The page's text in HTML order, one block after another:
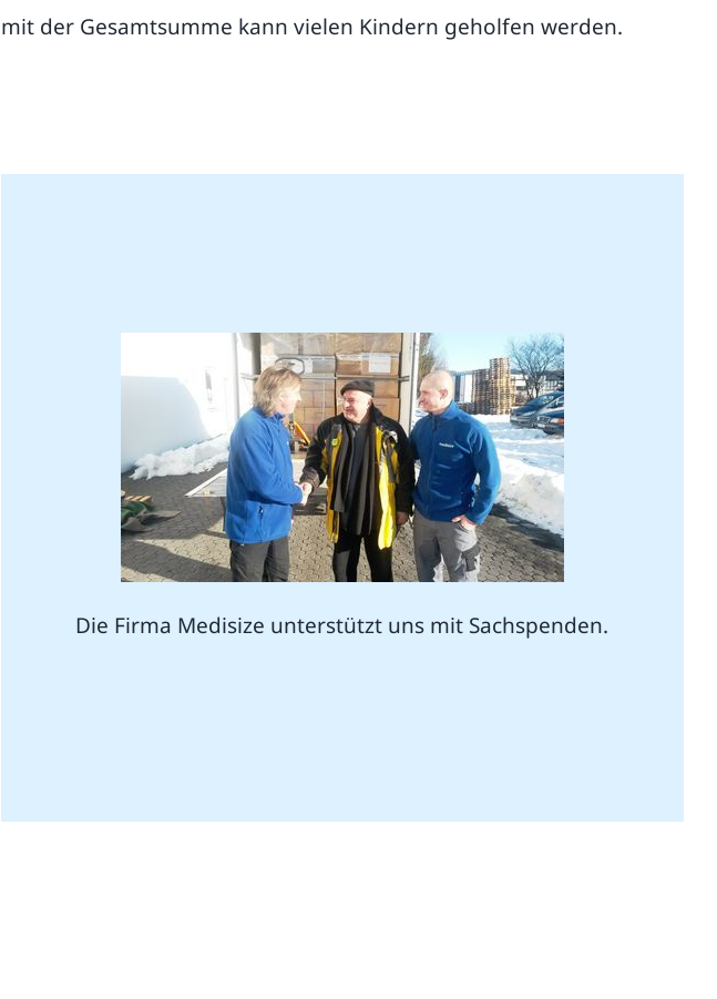
mit der Gesamtsumme kann vielen Kindern geholfen werden.
Die Firma Medisize unterstützt uns mit Sachspenden.